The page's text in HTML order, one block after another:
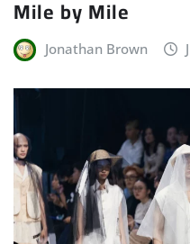
Mile by Mile
Jonathan Brown